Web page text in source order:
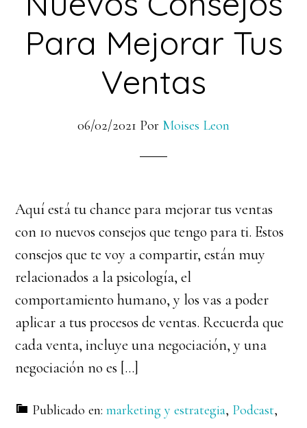
Para Mejorar Tus
Ventas
06/02/2021 Por Moises Leon
Aquí está tu chance para mejorar tus ventas
con 10 nuevos consejos que tengo para ti. Estos
consejos que te voy a compartir, están muy
relacionados a la psicología, el
comportamiento humano, y los vas a poder
aplicar a tus procesos de ventas. Recuerda que
cada venta, incluye una negociación, y una
negociación no es […]
Publicado en:marketing y estrategia, Podcast,